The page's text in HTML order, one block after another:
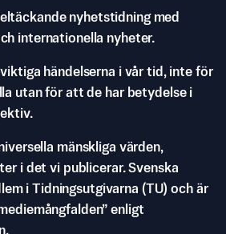
nyhetstidning med
internationella nyheter.
händelserna i vår tid, inte för
utan för att de har betydelse i
mänskliga värden,
i det vi publicerar. Svenska
i Tidningsutgivarna (TU) och är
enligt